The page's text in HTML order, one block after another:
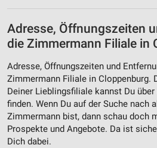
Adresse, Öffnungszeiten
die Zimmermann Filiale in
Adresse, Öffnungszeiten und
Zimmermann Filiale in Cloppenburg.
Deiner Lieblingsfiliale kannst Du
finden. Wenn Du auf der Suche nach
Zimmermann bist, dann schau doch
Prospekte und Angebote. Da ist
Dich dabei.